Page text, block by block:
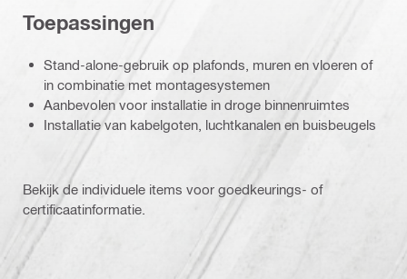
Toepassingen
Stand-alone-gebruik op plafonds, muren en vloeren of
in combinatie met montagesystemen
Aanbevolen voor installatie in droge binnenruimtes
Installatie van kabelgoten, luchtkanalen en buisbeugels
Bekijk de individuele items voor goedkeurings- of
certificaatinformatie.